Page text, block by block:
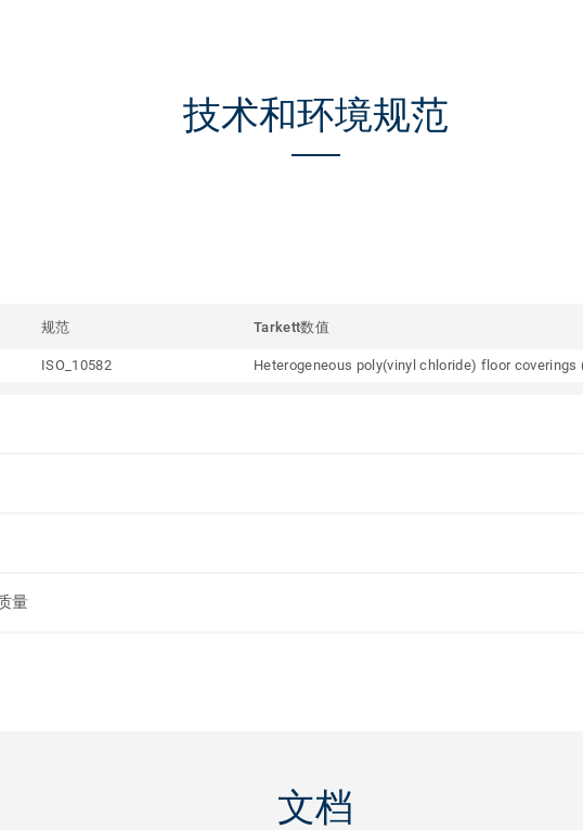
技术和环境规范
规范 Tarkett数值
ISO_10582 Heterogeneous poly(vinyl chloride) floor coverings
量
文档